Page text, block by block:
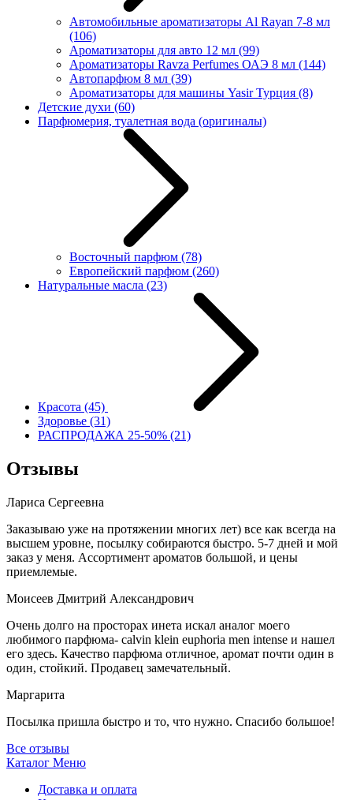
Автомобильные ароматизаторы Al Rayan 7-8 мл
(106)
Ароматизаторы для авто 12 мл (99)
Ароматизаторы Ravza Perfumes ОАЭ 8 мл (144)
Автопарфюм 8 мл (39)
Ароматизаторы для машины Yasir Турция (8)
Детские духи (60)
Парфюмерия, туалетная вода (оригиналы)
Восточный парфюм (78)
Европейский парфюм (260)
Натуральные масла (23)
Красота (45)
Здоровье (31)
РАСПРОДАЖА 25-50% (21)
Отзывы
Лариса Сергеевна
Заказываю уже на протяжении многих лет) все как всегда на
высшем уровне, посылку собираются быстро. 5-7 дней и мой
заказ у меня. Ассортимент ароматов большой, и цены
приемлемые.
Моисеев Дмитрий Александрович
Очень долго на просторах инета искал аналог моего
любимого парфюма- calvin klein euphoria men intense и нашел
его здесь. Качество парфюма отличное, аромат почти один в
один, стойкий. Продавец замечательный.
Маргарита
Посылка пришла быстро и то, что нужно. Спасибо большое!
Все отзывы
Каталог Меню
Доставка и оплата